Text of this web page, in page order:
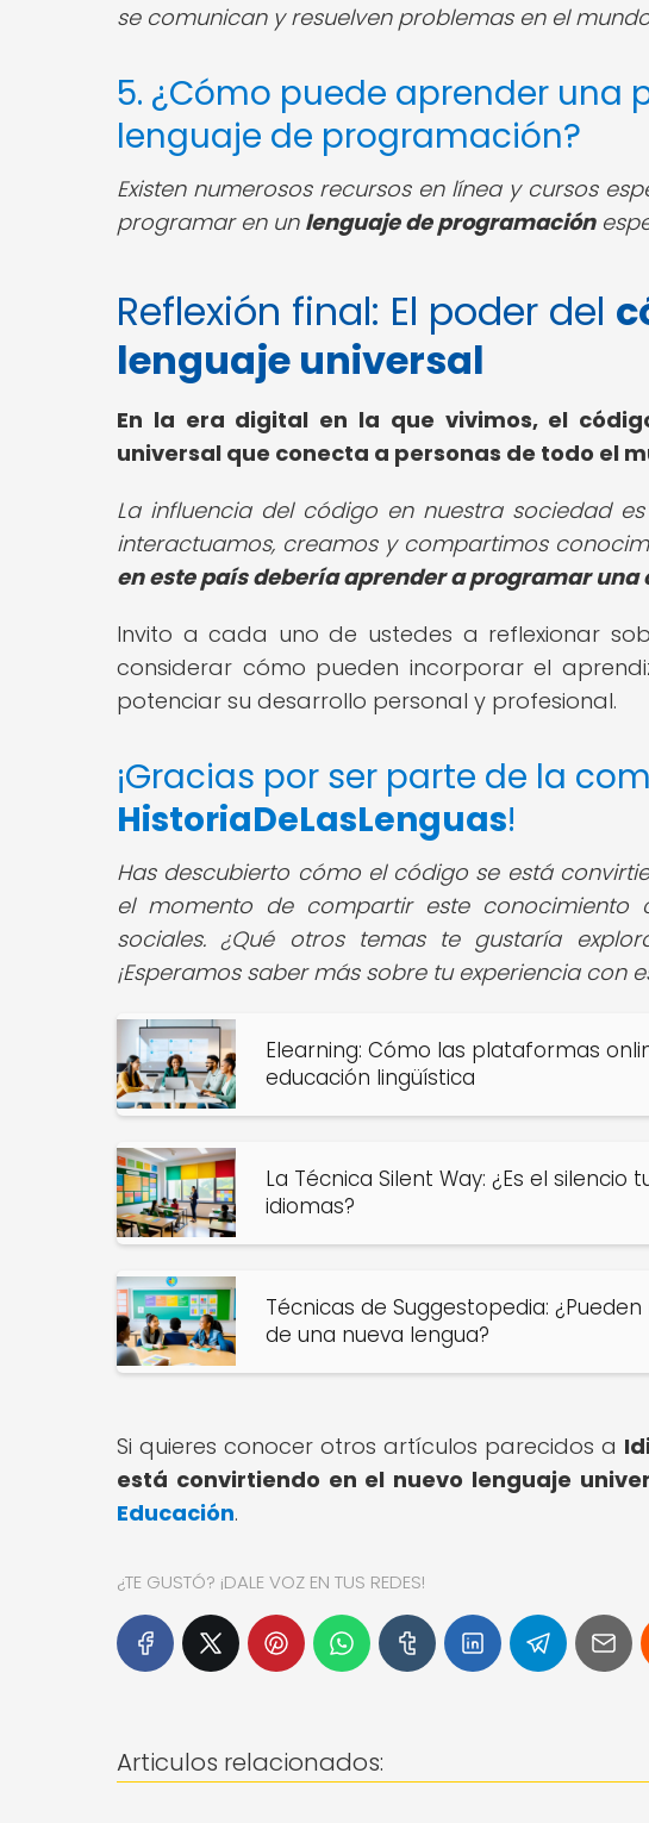
se comunican y resuelven problemas en el
5. ¿Cómo puede aprender una
lenguaje de programación?
Existen numerosos recursos en línea y cursos
programar en un lenguaje de programación
Reflexión final: El poder del
lenguaje universal
En la era digital en la que vivimos, el
universal que conecta a personas de todo el
La influencia del código en nuestra sociedad
interactuamos, creamos y compartimos
en este país debería aprender a programar
Invito a cada uno de ustedes a reflexionar
considerar cómo pueden incorporar el
potenciar su desarrollo personal y profesional.
¡Gracias por ser parte de la
HistoriaDeLasLenguas!
Has descubierto cómo el código se está
el momento de compartir este
sociales. ¿Qué otros temas te gustaría
¡Esperamos saber más sobre tu experiencia con
Elearning: Cómo las plataformas
educación lingüística
La Técnica Silent Way: ¿Es el
idiomas?
Técnicas de Suggestopedia:
de una nueva lengua?
Si quieres conocer otros artículos parecidos a
está convirtiendo en el nuevo lenguaje
Educación.
¿TE GUSTÓ? ¡DALE VOZ EN TUS REDES!
Articulos relacionados: